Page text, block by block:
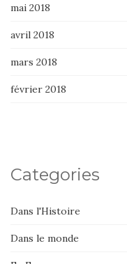
mai 2018
avril 2018
mars 2018
février 2018
Categories
Dans l'Histoire
Dans le monde